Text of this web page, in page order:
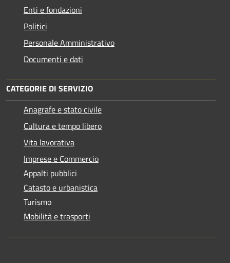
Enti e fondazioni
Politici
Personale Amministrativo
Documenti e dati
CATEGORIE DI SERVIZIO
Anagrafe e stato civile
Cultura e tempo libero
Vita lavorativa
Imprese e Commercio
Appalti pubblici
Catasto e urbanistica
Turismo
Mobilità e trasporti